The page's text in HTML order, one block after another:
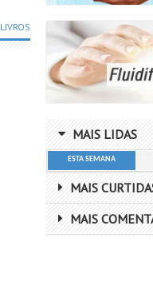
MAIS LIDAS
ESTA SEMANA
MAIS
MAIS